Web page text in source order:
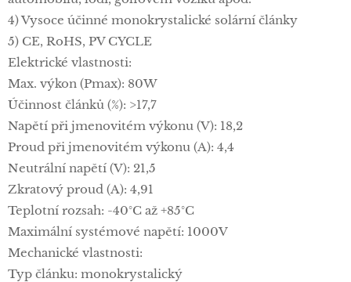
4) Vysoce účinné monokrystalické solární články
5) CE, RoHS, PV CYCLE
Elektrické vlastnosti:
Max. výkon (Pmax): 80W
Účinnost článků (%): >17,7
Napětí při jmenovitém výkonu (V): 18,2
Proud při jmenovitém výkonu (A): 4,4
Neutrální napětí (V): 21,5
Zkratový proud (A): 4,91
Teplotní rozsah: -40°C až +85°C
Maximální systémové napětí: 1000V
Mechanické vlastnosti:
Typ článku: monokrystalický